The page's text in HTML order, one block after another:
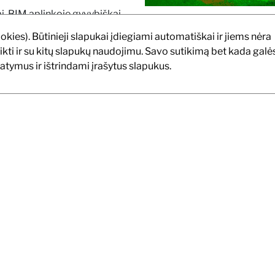
BIM aplinkoje gyvybiškai
dieną, bus naudinga
Būtinieji slapukai įdiegiami automatiškai ir jiems nėra
ir su kitų slapukų naudojimu. Savo sutikimą bet kada
ir ištrindami įrašytus slapukus.